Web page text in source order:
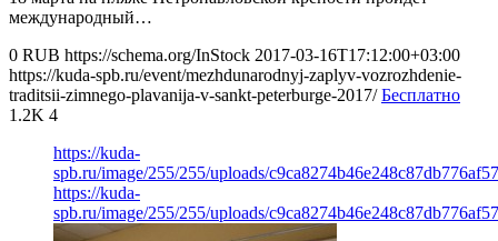
международный…
0 RUB https://schema.org/InStock 2017-03-16T17:12:00+03:00
https://kuda-spb.ru/event/mezhdunarodnyj-zaplyv-vozrozhdenie-
traditsii-zimnego-plavanija-v-sankt-peterburge-2017/ Бесплатно
1.2K 4
https://kuda-
spb.ru/image/255/255/uploads/
https://kuda-
spb.ru/image/255/255/uploads/